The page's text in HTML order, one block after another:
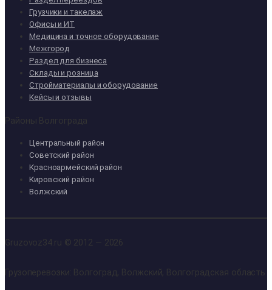
Грузчики и такелаж
Офисы и ИТ
Медицина и точное оборудование
Межгород
Раздел для бизнеса
Склады и розница
Стройматериалы и оборудование
Кейсы и отзывы
Районы Волгограда
Центральный район
Советский район
Красноармейский район
Кировский район
Волжский
Gruzovoz34.ru © 2012 — 2026
Грузоперевозки: Волгоград, Волжский, Волгоградская область